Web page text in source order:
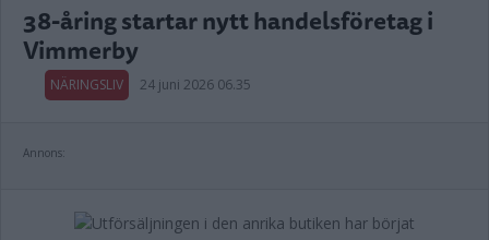
38-åring startar nytt handelsföretag i
Vimmerby
NÄRINGSLIV 24 juni 2026 06.35
Annons: